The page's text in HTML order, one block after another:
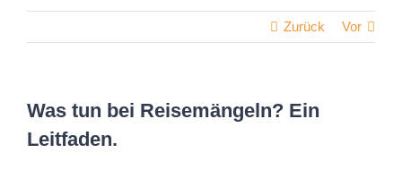
Zurück Vor
Was tun bei Reisemängeln? Ein
Leitfaden.